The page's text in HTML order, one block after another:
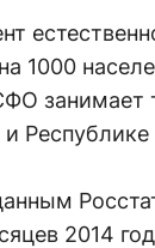
1000
занимает
2014